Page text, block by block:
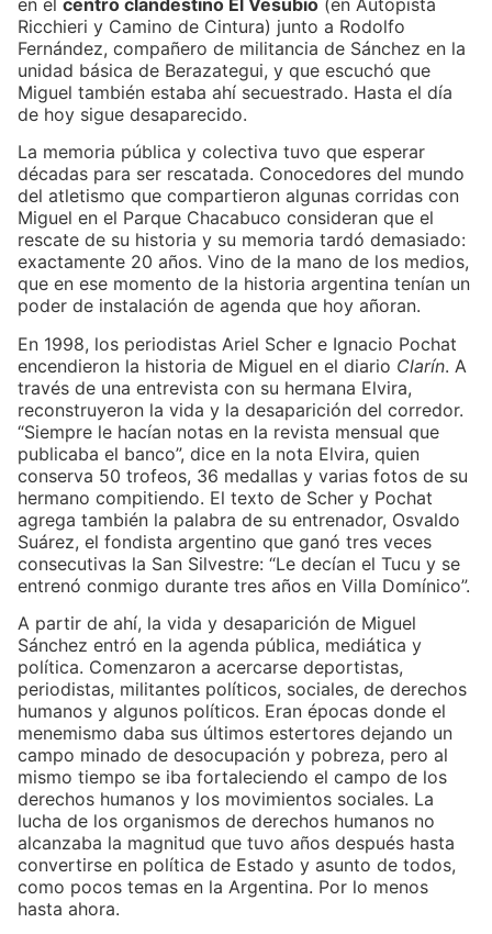
en el centro clandestino El Vesubio (en Autopista
Ricchieri y Camino de Cintura) junto a Rodolfo
Fernández, compañero de militancia de Sánchez en la
unidad básica de Berazategui, y que escuchó que
Miguel también estaba ahí secuestrado. Hasta el día
de hoy sigue desaparecido.
La memoria pública y colectiva tuvo que esperar
décadas para ser rescatada. Conocedores del mundo
del atletismo que compartieron algunas corridas con
Miguel en el Parque Chacabuco consideran que el
rescate de su historia y su memoria tardó demasiado:
exactamente 20 años. Vino de la mano de los medios,
que en ese momento de la historia argentina tenían un
poder de instalación de agenda que hoy añoran.
En 1998, los periodistas Ariel Scher e Ignacio Pochat
encendieron la historia de Miguel en el diario Clarín. A
través de una entrevista con su hermana Elvira,
reconstruyeron la vida y la desaparición del corredor.
“Siempre le hacían notas en la revista mensual que
publicaba el banco”, dice en la nota Elvira, quien
conserva 50 trofeos, 36 medallas y varias fotos de su
hermano compitiendo. El texto de Scher y Pochat
agrega también la palabra de su entrenador, Osvaldo
Suárez, el fondista argentino que ganó tres veces
consecutivas la San Silvestre: “Le decían el Tucu y se
entrenó conmigo durante tres años en Villa Domínico”.
A partir de ahí, la vida y desaparición de Miguel
Sánchez entró en la agenda pública, mediática y
política. Comenzaron a acercarse deportistas,
periodistas, militantes políticos, sociales, de derechos
humanos y algunos políticos. Eran épocas donde el
menemismo daba sus últimos estertores dejando un
campo minado de desocupación y pobreza, pero al
mismo tiempo se iba fortaleciendo el campo de los
derechos humanos y los movimientos sociales. La
lucha de los organismos de derechos humanos no
alcanzaba la magnitud que tuvo años después hasta
convertirse en política de Estado y asunto de todos,
como pocos temas en la Argentina. Por lo menos
hasta ahora.